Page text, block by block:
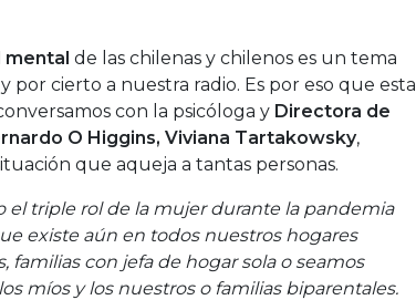
mental de las chilenas y chilenos es un tema
por cierto a nuestra radio. Es por eso que esta
con la psicóloga y Directora de
O Higgins, Viviana Tartakowsky,
que aqueja a tantas personas.
el triple rol de la mujer durante la pandemia
existe aún en todos nuestros hogares
familias con jefa de hogar sola o seamos
míos y los nuestros o familias biparentales.